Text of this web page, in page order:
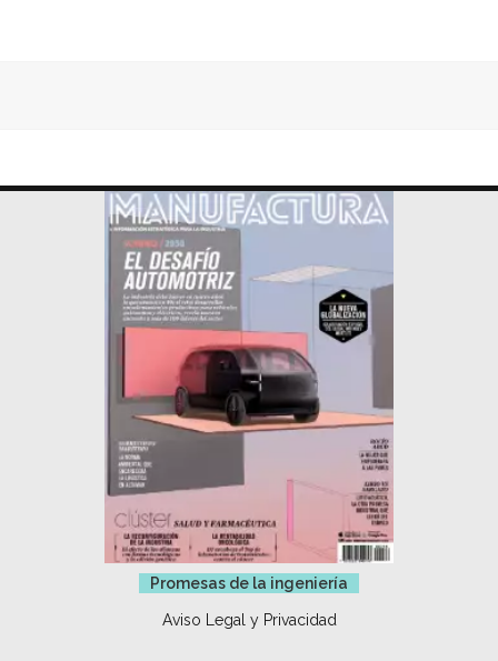
Promesas de la ingeniería
Aviso Legal y Privacidad